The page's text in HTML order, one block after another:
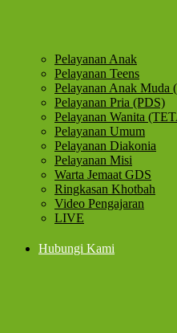
Pelayanan Anak
Pelayanan Teens
Pelayanan Anak Muda
Pelayanan Pria (PDS)
Pelayanan Wanita
Pelayanan Umum
Pelayanan Diakonia
Pelayanan Misi
Warta Jemaat GDS
Ringkasan Khotbah
Video Pengajaran
LIVE
Hubungi Kami